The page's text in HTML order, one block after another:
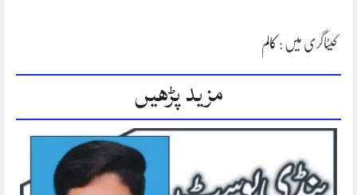
کیٹاگری میں : کالم
مزید پڑھیں